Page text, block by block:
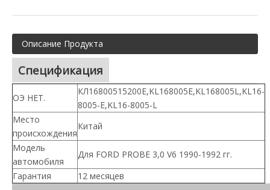
Описание Продукта
Спецификация
ОЭ НЕТ.
КЛ16800515200Е,KL168005E,KL168005L,KL16-
8005-E,KL16-8005-L
Место
происхождения
Китай
Модель
автомобиля
Для FORD PROBE 3,0 V6 1990-1992 гг.
Гарантия
12 месяцев